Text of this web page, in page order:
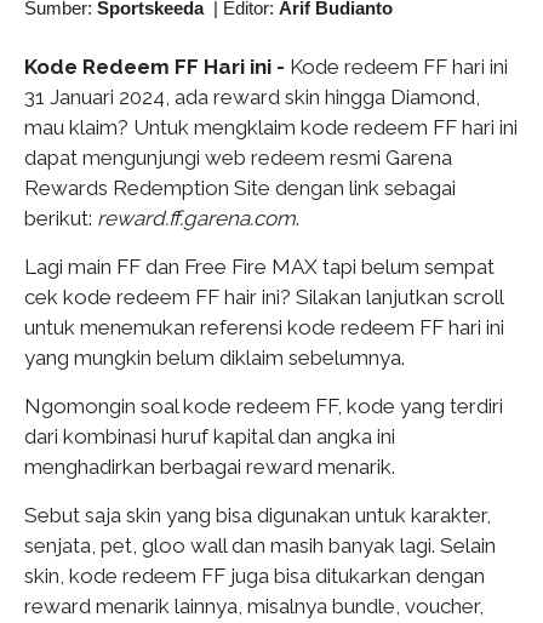
Sumber: Sportskeeda| Editor: Arif Budianto
Kode Redeem FF Hari ini - Kode redeem FF hari ini
31 Januari 2024, ada reward skin hingga Diamond,
mau klaim? Untuk mengklaim kode redeem FF hari ini
dapat mengunjungi web redeem resmi Garena
Rewards Redemption Site dengan link sebagai
berikut: reward.ff.garena.com.
Lagi main FF dan Free Fire MAX tapi belum sempat
cek kode redeem FF hair ini? Silakan lanjutkan scroll
untuk menemukan referensi kode redeem FF hari ini
yang mungkin belum diklaim sebelumnya.
Ngomongin soal kode redeem FF, kode yang terdiri
dari kombinasi huruf kapital dan angka ini
menghadirkan berbagai reward menarik.
Sebut saja skin yang bisa digunakan untuk karakter,
senjata, pet, gloo wall dan masih banyak lagi. Selain
skin, kode redeem FF juga bisa ditukarkan dengan
reward menarik lainnya, misalnya bundle, voucher,